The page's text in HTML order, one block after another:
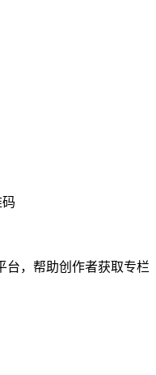
台，帮助创作者获取专栏